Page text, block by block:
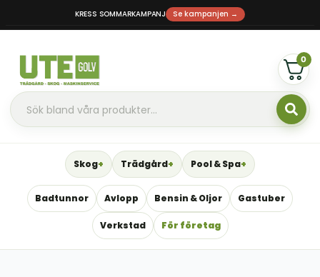
KRESS SOMMARKAMPANJ Se kampanjen →
0
Skog Trädgård Pool & Spa
Badtunnor Avlopp Bensin & Oljor Gastuber
Verkstad För företag